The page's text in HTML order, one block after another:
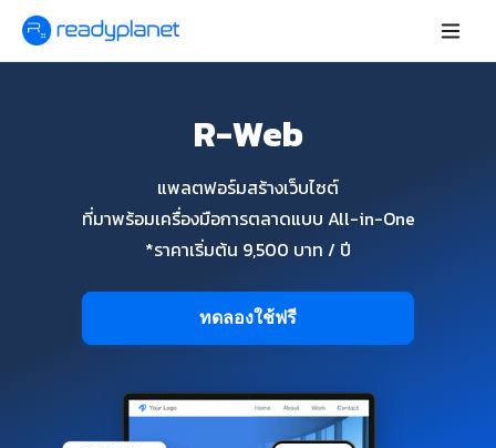
R-Web
แพลตฟอร์มสร้างเว็บไซต์
ที่มาพร้อมเครื่องมือการตลาดแบบ All-in-One
*ราคาเริ่มต้น 9,500 บาท / ปี
ทดลองใช้ฟรี